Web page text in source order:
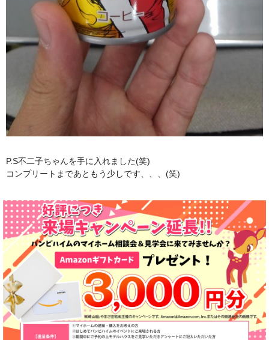
P.S不二子ちゃんを手に入れました(笑)
コンプリートまであともう少しです、、、(笑)